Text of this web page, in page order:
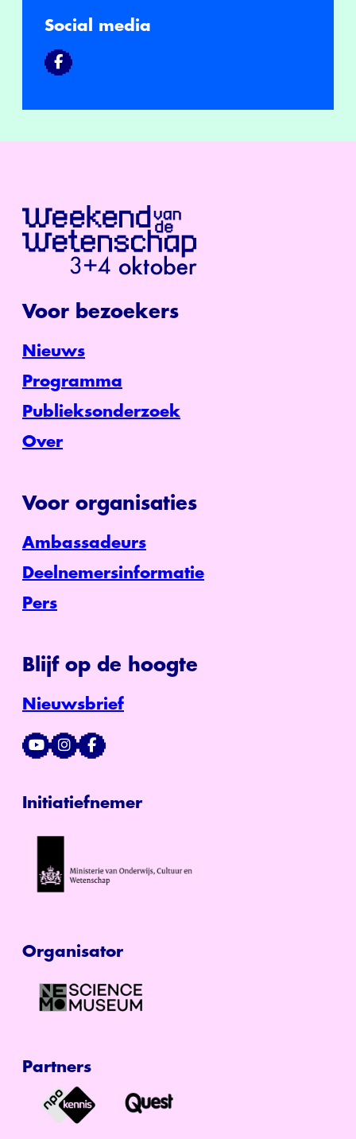
Social media
Voor bezoekers
Nieuws
Programma
Publieksonderzoek
Over
Voor organisaties
Ambassadeurs
Deelnemersinformatie
Pers
Blijf op de hoogte
Nieuwsbrief
Initiatiefnemer
Organisator
Partners